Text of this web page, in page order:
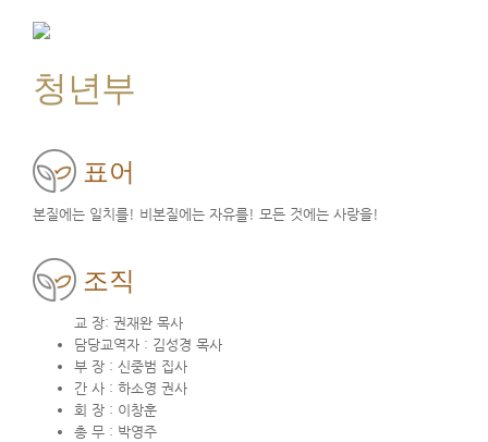
청년부
표어
본질에는 일치를! 비본질에는 자유를! 모든 것에는 사랑을!
조직
교 장: 권재완 목사
담당교역자 : 김성경 목사
부 장 : 신중범 집사
간 사 : 하소영 권사
회 장 : 이창훈
총 무 : 박영주